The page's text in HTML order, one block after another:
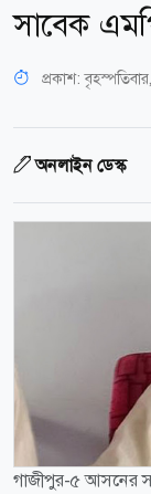
সাবেক
প্রকাশ:
অনলাইন ডেস্ক
গাজীপুর-৫ আসনের